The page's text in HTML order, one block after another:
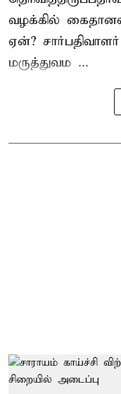
வழக்கில்
ஏன்?
மருத்துவம ...